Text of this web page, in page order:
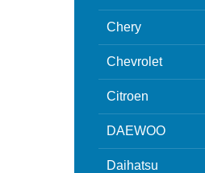
Chery
Chevrolet
Citroen
DAEWOO
Daihatsu